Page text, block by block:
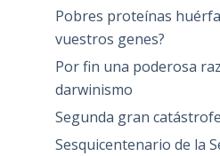
Pobres proteínas
vuestros genes?
Por fin una poderosa
darwinismo
Segunda gran catástrofe
Sesquicentenario de la